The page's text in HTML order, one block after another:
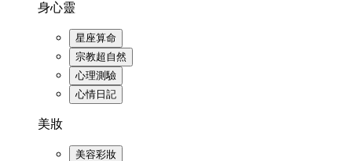
身心靈
星座算命
宗教超自然
心理測驗
心情日記
美妝
美容彩妝